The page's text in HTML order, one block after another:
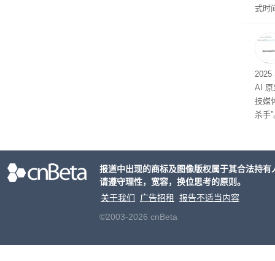
式时
2025
AI 原
技媒
杀手
报道中出现的商标及图像版权属于其合法持
请遵守理性，宽容，换位思考的原则。
关于我们
广告招租
报告不适当内容
©2003-2026 cnBeta